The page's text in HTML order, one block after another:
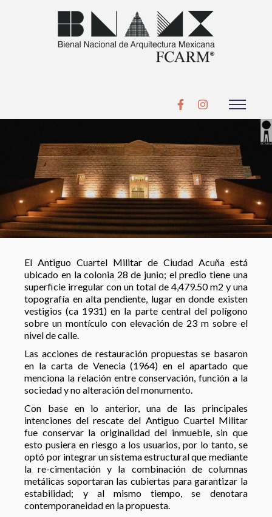
El Antiguo Cuartel Militar de Ciudad Acuña está
ubicado en la colonia 28 de junio; el predio tiene una
superficie irregular con un total de 4,479.50 m2 y una
topografía en alta pendiente, lugar en donde existen
vestigios (ca 1931) en la parte central del polígono
sobre un montículo con elevación de 23 m sobre el
nivel de calle.
Las acciones de restauración propuestas se basaron
en la carta de Venecia (1964) en el apartado que
menciona la relación entre conservación, función a la
sociedad y no alteración del monumento.
Con base en lo anterior, una de las principales
intenciones del rescate del Antiguo Cuartel Militar
fue conservar la originalidad del inmueble, sin que
esto pusiera en riesgo a los usuarios, por lo tanto, se
optó por integrar un sistema estructural que mediante
la re-cimentación y la combinación de columnas
metálicas soportaran las cubiertas para garantizar la
estabilidad; y al mismo tiempo, se denotara
contemporaneidad en la propuesta.